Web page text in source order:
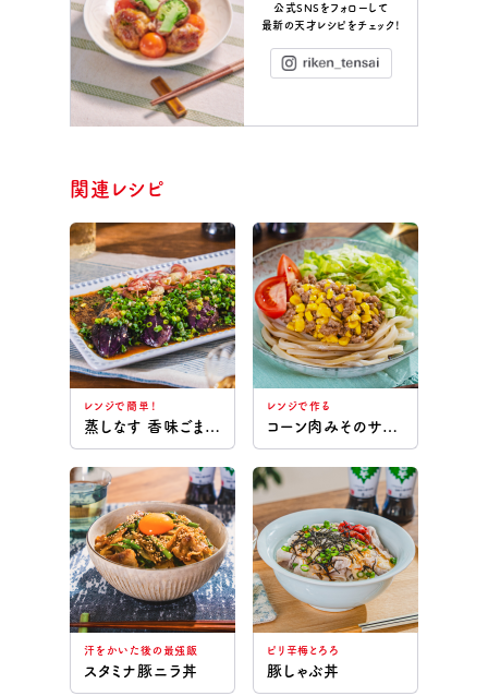
公式SNSをフォローして
最新の天才レシピをチェック！
関連レシピ
レンジで簡単！
蒸しなす 香味ごまだれ
レンジで作る
コーン肉みそのサラダうどん
汗をかいた後の最強飯
スタミナ豚ニラ丼
ピリ辛梅とろろ
豚しゃぶ丼